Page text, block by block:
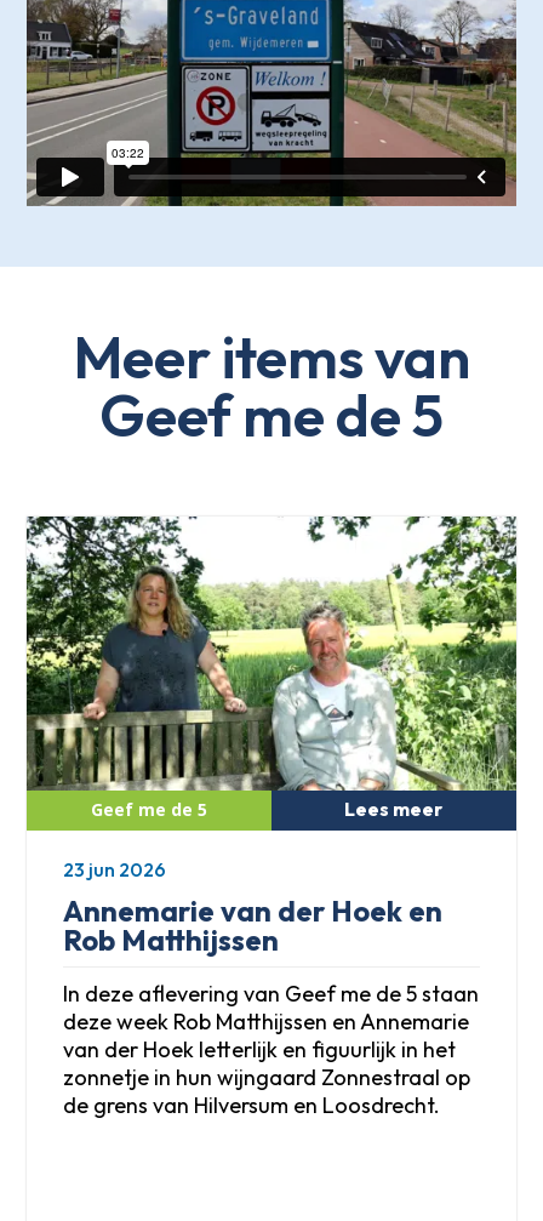
Meer items van
Geef me de 5
Annemarie van der Hoek en
Rob Matthijssen
In deze aflevering van Geef me de 5 staan
deze week Rob Matthijssen en Annemarie
van der Hoek letterlijk en figuurlijk in het
zonnetje in hun wijngaard Zonnestraal op
de grens van Hilversum en Loosdrecht.
Lees meer
23 jun 2026